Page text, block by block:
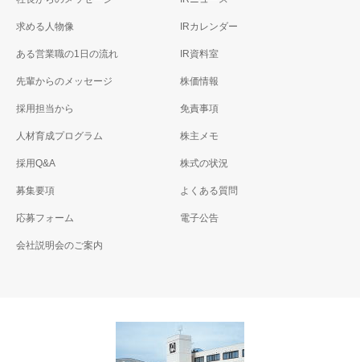
求める人物像
ある営業職の1日の流れ
先輩からのメッセージ
採用担当から
人材育成プログラム
採用Q&A
募集要項
応募フォーム
会社説明会のご案内
IRカレンダー
IR資料室
株価情報
免責事項
株主メモ
株式の状況
よくある質問
電子公告